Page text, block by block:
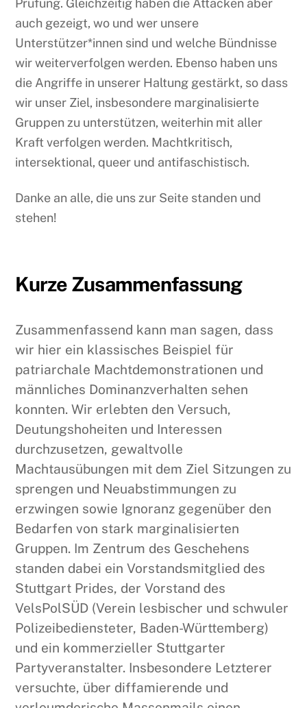
Prüfung. Gleichzeitig haben die Attacken aber
auch gezeigt, wo und wer unsere
Unterstützer*innen sind und welche Bündnisse
wir weiterverfolgen werden. Ebenso haben uns
die Angriffe in unserer Haltung gestärkt, so dass
wir unser Ziel, insbesondere marginalisierte
Gruppen zu unterstützen, weiterhin mit aller
Kraft verfolgen werden. Machtkritisch,
intersektional, queer und antifaschistisch.
Danke an alle, die uns zur Seite standen und
stehen!
Kurze Zusammenfassung
Zusammenfassend kann man sagen, dass
wir hier ein klassisches Beispiel für
patriarchale Machtdemonstrationen und
männliches Dominanzverhalten sehen
konnten. Wir erlebten den Versuch,
Deutungshoheiten und Interessen
durchzusetzen, gewaltvolle
Machtausübungen mit dem Ziel Sitzungen zu
sprengen und Neuabstimmungen zu
erzwingen sowie Ignoranz gegenüber den
Bedarfen von stark marginalisierten
Gruppen. Im Zentrum des Geschehens
standen dabei ein Vorstandsmitglied des
Stuttgart Prides, der Vorstand des
VelsPolSÜD (Verein lesbischer und schwuler
Polizeibediensteter, Baden-Württemberg)
und ein kommerzieller Stuttgarter
Partyveranstalter. Insbesondere Letzterer
versuchte, über diffamierende und